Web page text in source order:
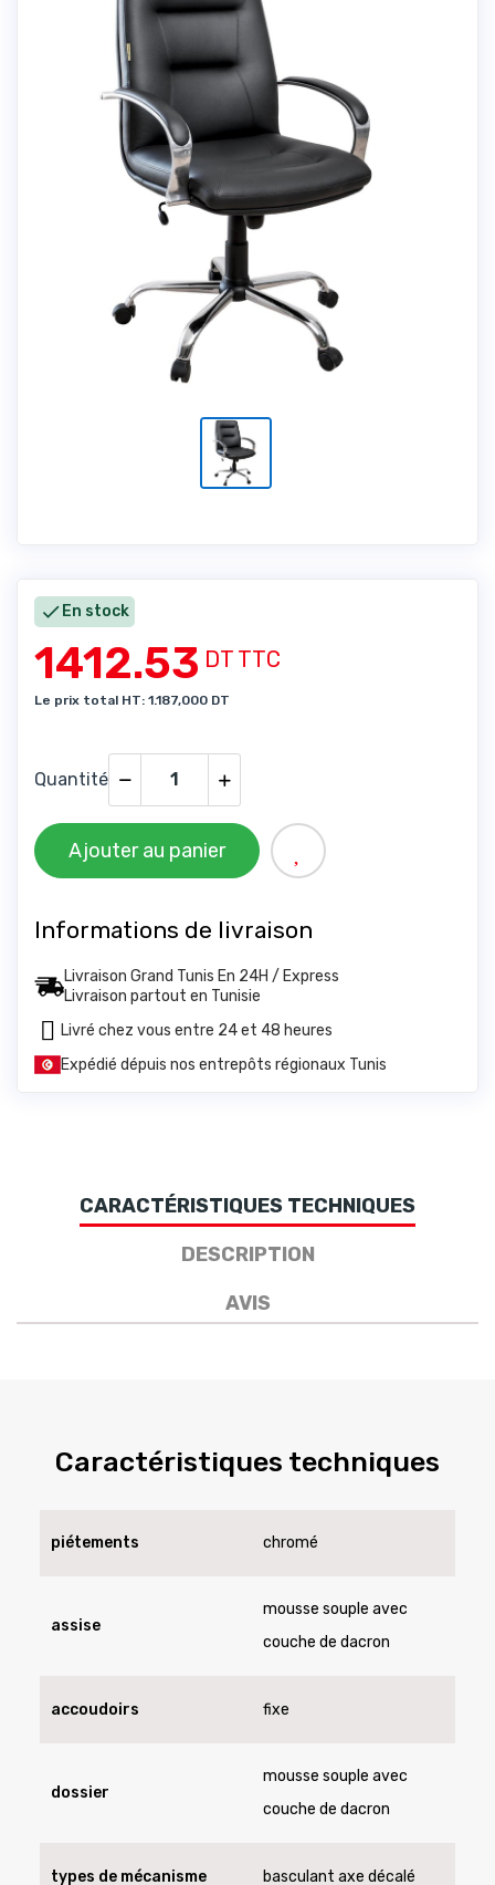
 En stock
1412.53DT TTC
Le prix total HT: 1.187,000 DT
Quantité
Ajouter au panier
Informations de livraison
Livraison Grand Tunis En 24H / Express
Livraison partout en Tunisie
Expédié dépuis nos entrepôts régionaux Tunis
Livré chez vous entre 24 et 48 heures
CARACTÉRISTIQUES TECHNIQUES
DESCRIPTION
AVIS
Caractéristiques techniques
piétements chromé
assise
mousse souple avec
couche de dacron
accoudoirs fixe
dossier
mousse souple avec
couche de dacron
types de mécanisme basculant axe décalé